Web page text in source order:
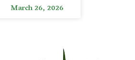
March 26, 2026